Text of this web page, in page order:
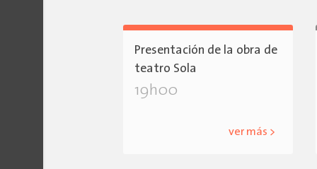
Presentación de la obra de
teatro Sola
19h00
ver más >